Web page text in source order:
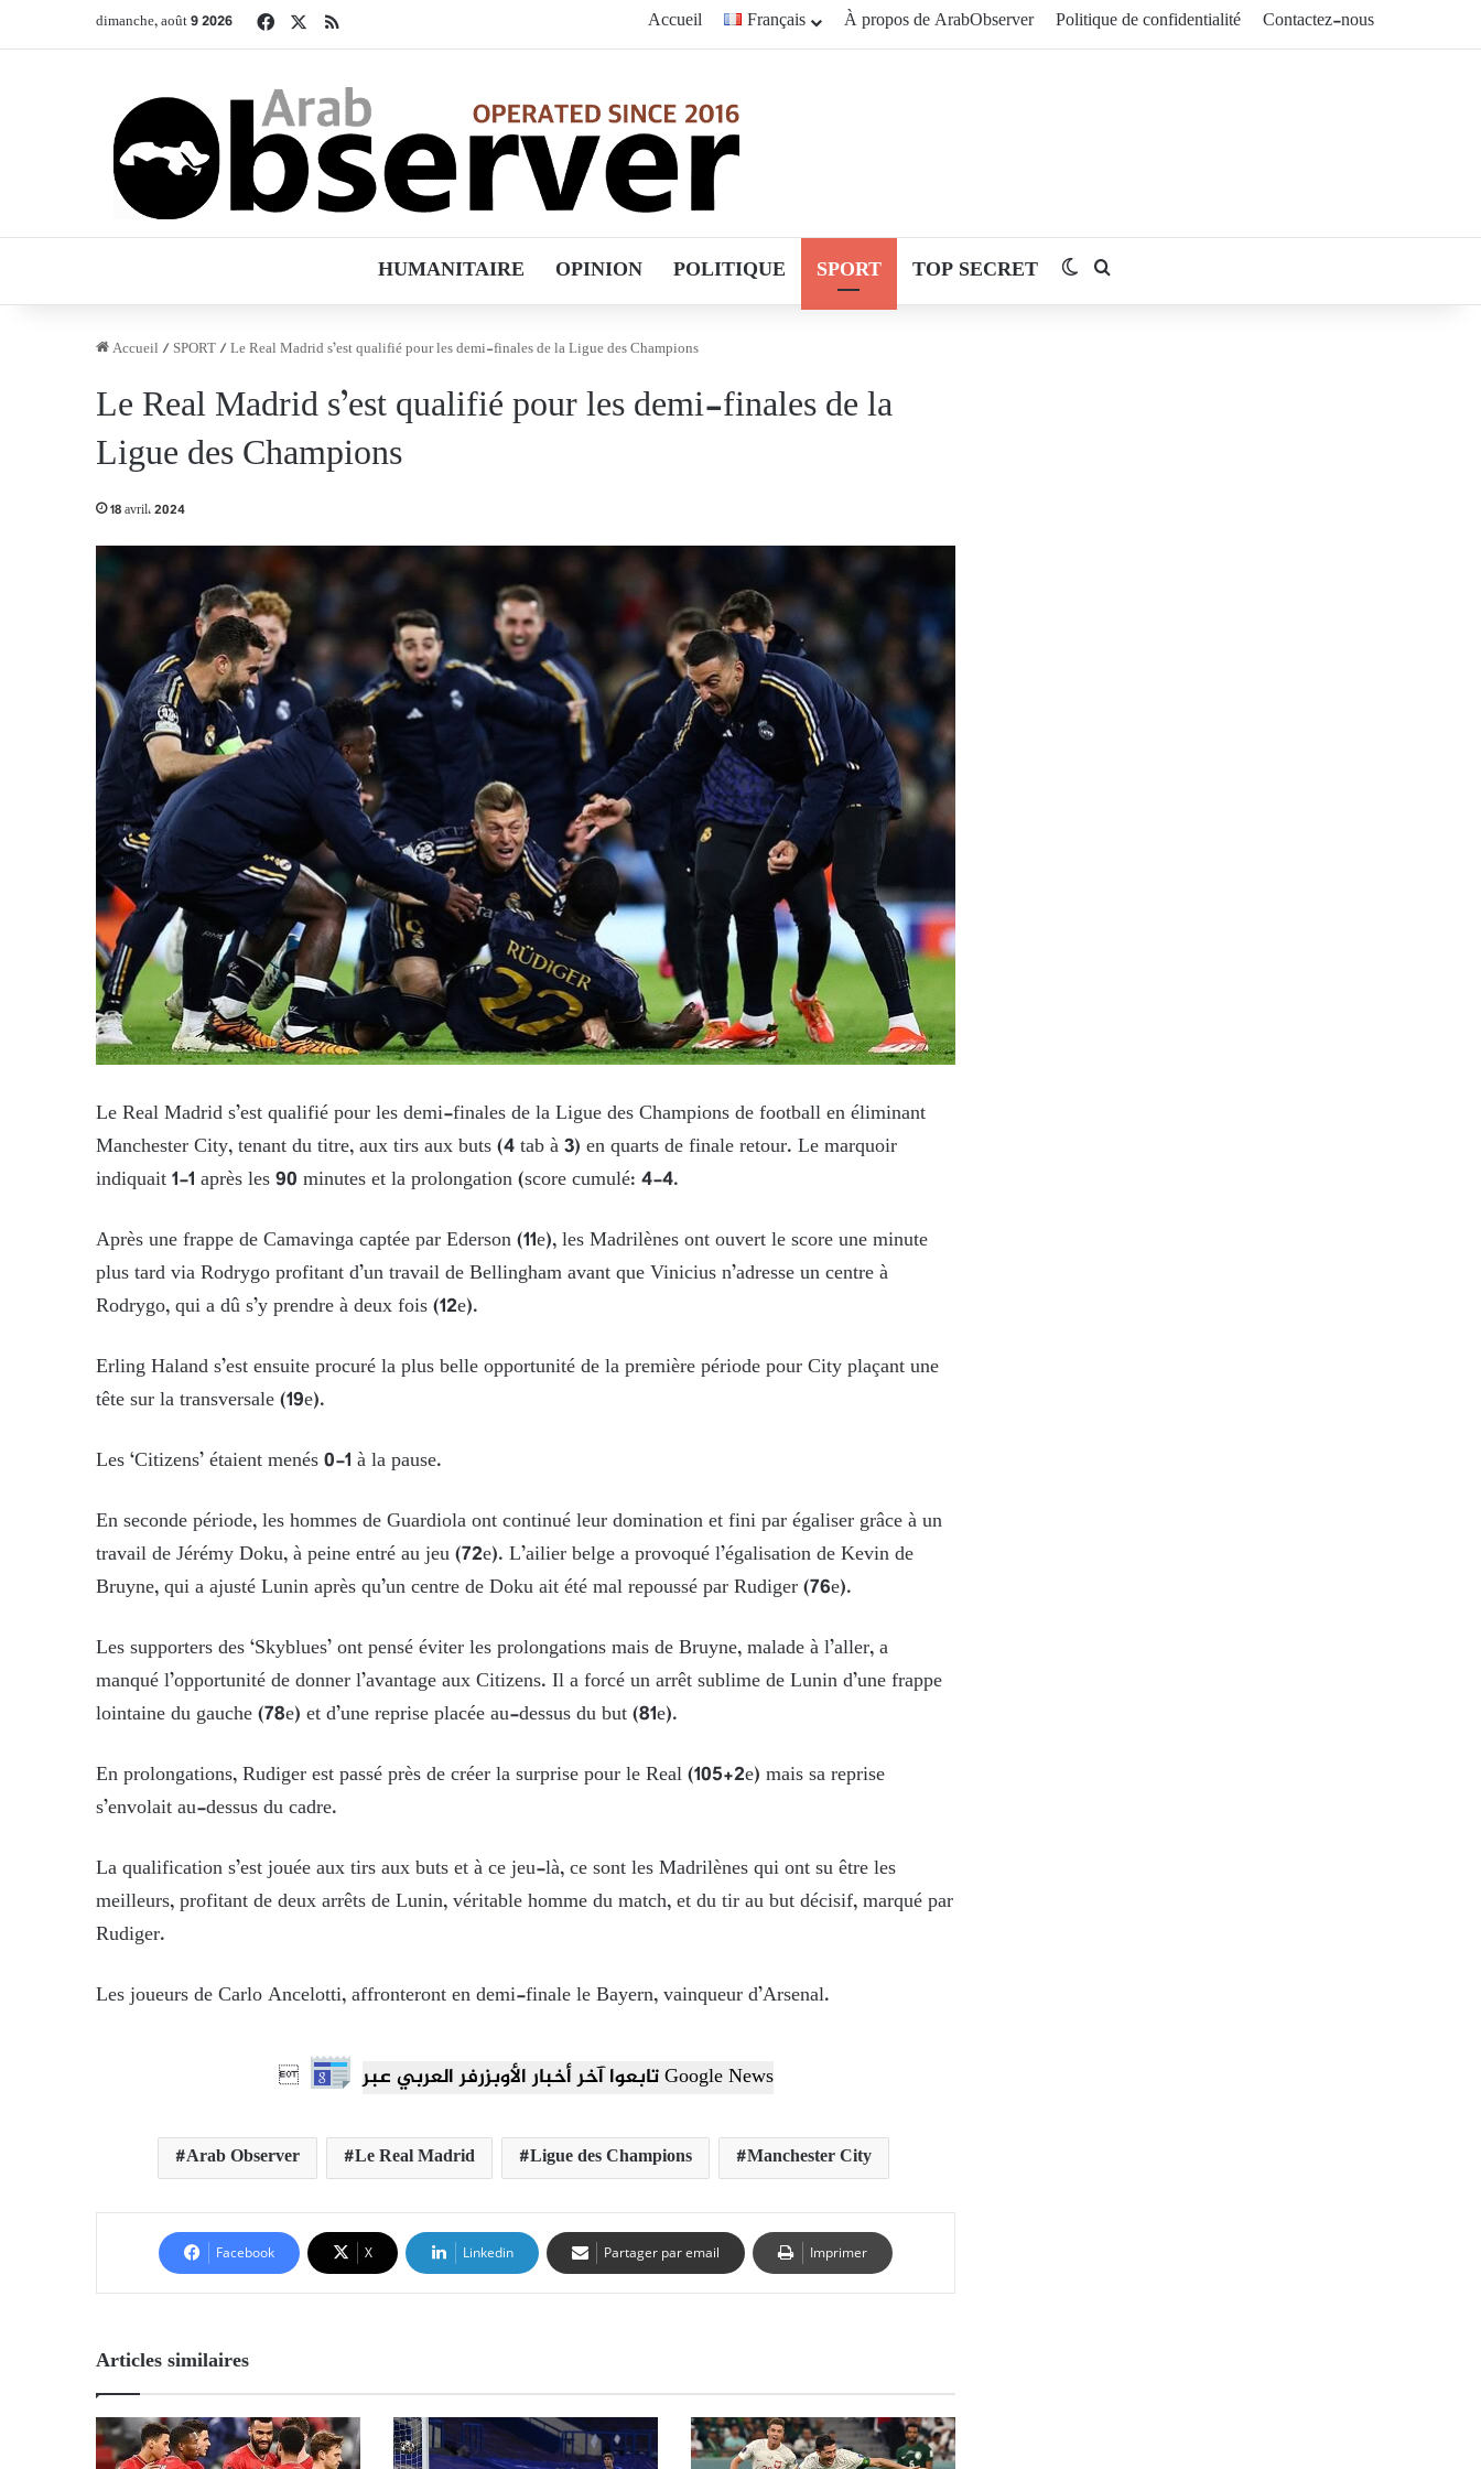
dimanche, août 9 2026 FacebookRSS Accueil Français À propos de ArabObserver Politique de confidentialité Contactez-nous
HUMANITAIRE OPINION POLITIQUE SPORT TOP SECRET Switch skin
Accueil /SPORT/Le Real Madrid s’est qualifié pour les demi-finales de la Ligue des Champions
Le Real Madrid s’est qualifié pour les demi-finales de la
Ligue des Champions
18 avril، 2024
Le Real Madrid s’est qualifié pour les demi-finales de la Ligue des Champions de football en éliminant
Manchester City, tenant du titre, aux tirs aux buts (4 tab à 3) en quarts de finale retour. Le marquoir
indiquait 1-1 après les 90 minutes et la prolongation (score cumulé: 4-4.
Après une frappe de Camavinga captée par Ederson (11e), les Madrilènes ont ouvert le score une minute
plus tard via Rodrygo profitant d’un travail de Bellingham avant que Vinicius n’adresse un centre à
Rodrygo, qui a dû s’y prendre à deux fois (12e).
Erling Haland s’est ensuite procuré la plus belle opportunité de la première période pour City plaçant une
tête sur la transversale (19e).
Les ‘Citizens’ étaient menés 0-1 à la pause.
En seconde période, les hommes de Guardiola ont continué leur domination et fini par égaliser grâce à un
travail de Jérémy Doku, à peine entré au jeu (72e). L’ailier belge a provoqué l’égalisation de Kevin de
Bruyne, qui a ajusté Lunin après qu’un centre de Doku ait été mal repoussé par Rudiger (76e).
Les supporters des ‘Skyblues’ ont pensé éviter les prolongations mais de Bruyne, malade à l’aller, a
manqué l’opportunité de donner l’avantage aux Citizens. Il a forcé un arrêt sublime de Lunin d’une frappe
lointaine du gauche (78e) et d’une reprise placée au-dessus du but (81e).
En prolongations, Rudiger est passé près de créer la surprise pour le Real (105+2e) mais sa reprise
s’envolait au-dessus du cadre.
La qualification s’est jouée aux tirs aux buts et à ce jeu-là, ce sont les Madrilènes qui ont su être les
meilleurs, profitant de deux arrêts de Lunin, véritable homme du match, et du tir au but décisif, marqué par
Rudiger.
Les joueurs de Carlo Ancelotti, affronteront en demi-finale le Bayern, vainqueur d’Arsenal.
 تابعوا آخر أخبار الأوبزرفر العربي عبر Google News
Arab Observer Le Real Madrid Ligue des Champions Manchester City
Facebook X Linkedin Partager par email Imprimer
Articles similaires